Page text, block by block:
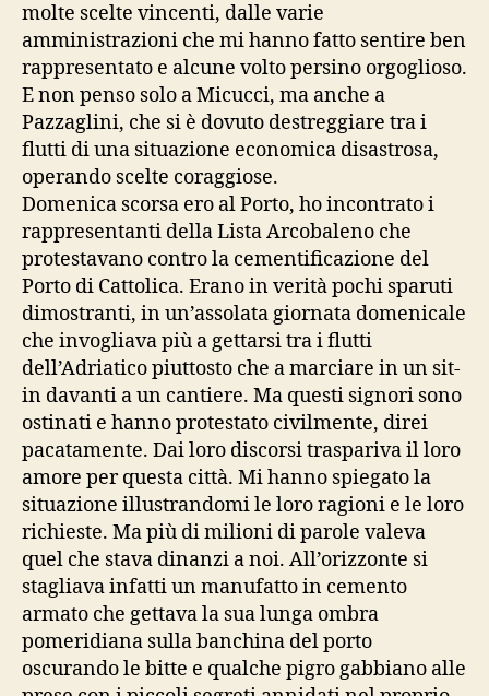
molte scelte vincenti, dalle varie
amministrazioni che mi hanno fatto sentire ben
rappresentato e alcune volto persino orgoglioso.
E non penso solo a Micucci, ma anche a
Pazzaglini, che si è dovuto destreggiare tra i
flutti di una situazione economica disastrosa,
operando scelte coraggiose.
Domenica scorsa ero al Porto, ho incontrato i
rappresentanti della Lista Arcobaleno che
protestavano contro la cementificazione del
Porto di Cattolica. Erano in verità pochi sparuti
dimostranti, in un’assolata giornata domenicale
che invogliava più a gettarsi tra i flutti
dell’Adriatico piuttosto che a marciare in un sit-
in davanti a un cantiere. Ma questi signori sono
ostinati e hanno protestato civilmente, direi
pacatamente. Dai loro discorsi traspariva il loro
amore per questa città. Mi hanno spiegato la
situazione illustrandomi le loro ragioni e le loro
richieste. Ma più di milioni di parole valeva
quel che stava dinanzi a noi. All’orizzonte si
stagliava infatti un manufatto in cemento
armato che gettava la sua lunga ombra
pomeridiana sulla banchina del porto
oscurando le bitte e qualche pigro gabbiano alle